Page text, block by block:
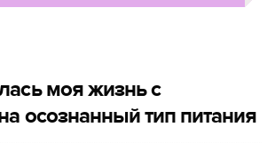
моя жизнь с
осознанный тип питания